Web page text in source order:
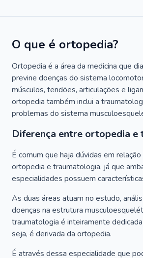
O que é ortopedia?
Ortopedia é a área da medicina que
previne doenças do sistema
músculos, tendões, articulações e
ortopedia também inclui a
problemas do sistema
Diferença entre ortopedia
É comum que haja dúvidas em
ortopedia e traumatologia, já que
especialidades possuem
As duas áreas atuam no estudo,
doenças na estrutura
traumatologia é inteiramente
seja, é derivada da ortopedia.
É através dessa especialidade que